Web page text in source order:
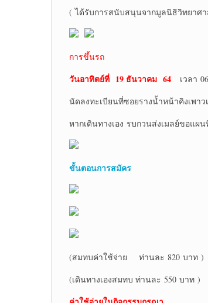
( ได้รับการสนับสนุนจากมูลนิธิวิทยาศา
การขึ้นรถ
วันอาทิตย์ที่ 19 ธันวาคม 64
เวลา
นัดลงทะเบียนที่ซอยรางน้ำหน้าคิงเพา
หากเดินทางเอง รบกวนส่งเมลย์ขอแผ
ขั้นตอนการสมัคร
(สมทบค่าใช้จ่าย ท่านละ 820 บาท )
(เดินทางเองสมทบ ท่านละ 550 บาท )